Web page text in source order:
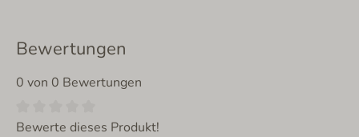
Bewertungen
0 von 0 Bewertungen
Bewerte dieses Produkt!